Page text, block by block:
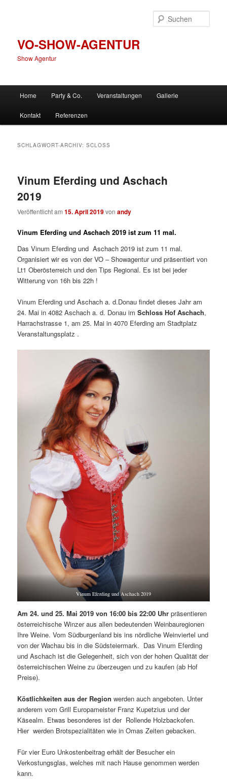
VO-SHOW-AGENTUR
Show Agentur
Home Party & Co. Veranstaltungen Gallerie
Kontakt Referenzen
SCHLAGWORT-ARCHIV:SCLOSS
Vinum Eferding und Aschach
2019
Veröffentlicht am15. April 2019vonandy
Vinum Eferding und Aschach 2019 ist zum 11 mal.
Das Vinum Eferding und Aschach 2019 ist zum 11 mal.
Organisiert wir es von der VO – Showagentur und präsentiert von
Lt1 Oberösterreich und den Tips Regional. Es ist bei jeder
Witterung von 16h bis 22h !
Vinum Eferding und Aschach a. d.Donau findet dieses Jahr am
24. Mai in 4082 Aschach a. d. Donau imSchloss Hof Aschach,
Harrachstrasse 1, am 25. Mai in 4070 Eferding am Stadtplatz
Veranstaltungsplatz .
Vinum Eferding und Aschach 2019
Am 24. und 25. Mai 2019 von 16:00 bis 22:00 Uhr präsentieren
österreichische Winzer aus allen bedeutenden Weinbauregionen
Ihre Weine. Vom Südburgenland bis ins nördliche Weinviertel und
von der Wachau bis in die Südsteiermark. Das Vinum Eferding
und Aschach ist die Gelegenheit, sich von der hohen Qualität der
österreichischen Weine zu überzeugen und zu kaufen (ab Hof
Preise).
Köstlichkeiten aus der Region werden auch angeboten. Unter
anderem vom Grill Europameister Franz Kupetzius und der
Käsealm. Etwas besonderes ist der Rollende Holzbackofen.
Hier werden Brotspezialitäten wie in Omas Zeiten gebacken.
Für vier Euro Unkostenbeitrag erhält der Besucher ein
Verkostungsglas, welches mit nach Hause genommen werden
kann.